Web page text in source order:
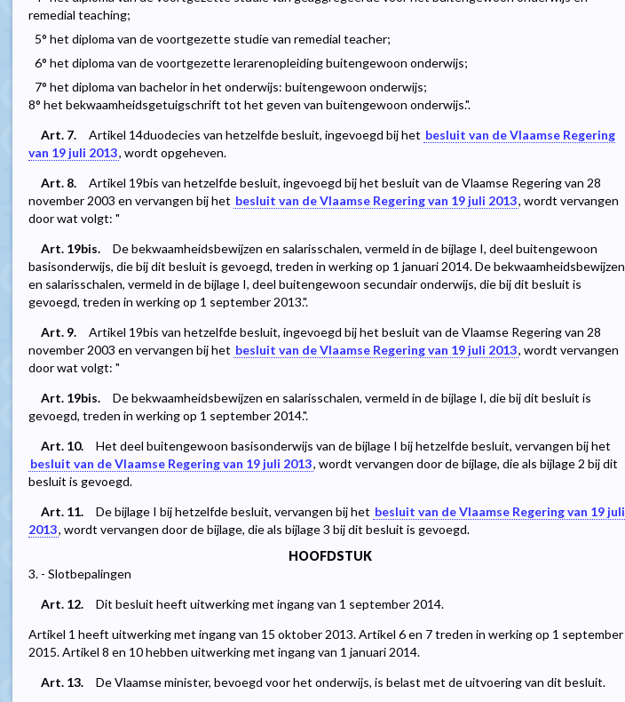
remedial teaching;
5° het diploma van de voortgezette studie van remedial teacher;
6° het diploma van de voortgezette lerarenopleiding buitengewoon onderwijs;
7° het diploma van bachelor in het onderwijs: buitengewoon onderwijs;
8° het bekwaamheidsgetuigschrift tot het geven van buitengewoon onderwijs.".
Art. 7.
Artikel 14duodecies van hetzelfde besluit, ingevoegd bij het besluit van de Vlaamse Regering
van 19 juli 2013, wordt opgeheven.
Art. 8.
Artikel 19bis van hetzelfde besluit, ingevoegd bij het besluit van de Vlaamse Regering van 28
november 2003 en vervangen bij het besluit van de Vlaamse Regering van 19 juli 2013, wordt vervangen
door wat volgt: "
Art. 19bis.
De bekwaamheidsbewijzen en salarisschalen, vermeld in de bijlage I, deel buitengewoon
basisonderwijs, die bij dit besluit is gevoegd, treden in werking op 1 januari 2014. De bekwaamheidsbewijzen
en salarisschalen, vermeld in de bijlage I, deel buitengewoon secundair onderwijs, die bij dit besluit is
gevoegd, treden in werking op 1 september 2013.".
Art. 9.
Artikel 19bis van hetzelfde besluit, ingevoegd bij het besluit van de Vlaamse Regering van 28
november 2003 en vervangen bij het besluit van de Vlaamse Regering van 19 juli 2013, wordt vervangen
door wat volgt: "
Art. 19bis.
De bekwaamheidsbewijzen en salarisschalen, vermeld in de bijlage I, die bij dit besluit is
gevoegd, treden in werking op 1 september 2014.".
Art. 10.
Het deel buitengewoon basisonderwijs van de bijlage I bij hetzelfde besluit, vervangen bij het
besluit van de Vlaamse Regering van 19 juli 2013, wordt vervangen door de bijlage, die als bijlage 2 bij dit
besluit is gevoegd.
Art. 11.
De bijlage I bij hetzelfde besluit, vervangen bij het besluit van de Vlaamse Regering van 19 juli
2013, wordt vervangen door de bijlage, die als bijlage 3 bij dit besluit is gevoegd.
HOOFDSTUK
3. - Slotbepalingen
Art. 12.
Dit besluit heeft uitwerking met ingang van 1 september 2014.
Artikel 1 heeft uitwerking met ingang van 15 oktober 2013. Artikel 6 en 7 treden in werking op 1 september
2015. Artikel 8 en 10 hebben uitwerking met ingang van 1 januari 2014.
Art. 13.
De Vlaamse minister, bevoegd voor het onderwijs, is belast met de uitvoering van dit besluit.